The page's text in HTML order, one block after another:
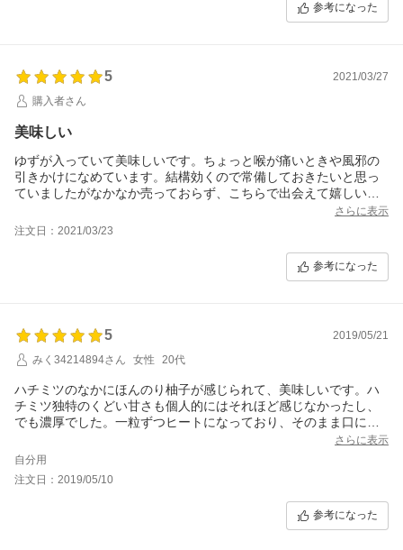
参考になった
5
2021/03/27
購入者さん
美味しい
ゆずが入っていて美味しいです。ちょっと喉が痛いときや風邪の
引きかけになめています。結構効くので常備しておきたいと思っ
ていましたがなかなか売っておらず、こちらで出会えて嬉しいで
さらに表示
注文日：2021/03/23
参考になった
5
2019/05/21
みく34214894さん
女性 20代
ハチミツのなかにほんのり柚子が感じられて、美味しいです。ハ
チミツ独特のくどい甘さも個人的にはそれほど感じなかったし、
でも濃厚でした。一粒ずつヒートになっており、そのまま口に放
さらに表示
自分用
注文日：2019/05/10
参考になった